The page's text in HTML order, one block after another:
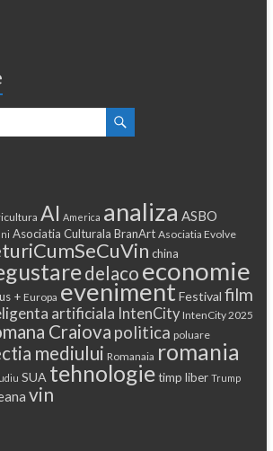
AI America analiza ASBO
Asociatia Culturala BranArt Asociatia Evolve
china
delaco economie
+ Europa eveniment Festival film
artificiala IntenCity IntenCity 2025
Craiova politica poluare
mediului Romanaia romania
SUA tehnologie timp liber Trump
vin